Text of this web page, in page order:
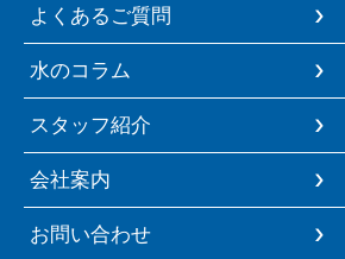
よくあるご質問
水のコラム
スタッフ紹介
会社案内
お問い合わせ